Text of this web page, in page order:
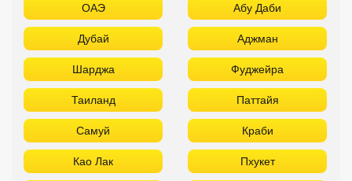
ОАЭ Абу Даби
Дубай Аджман
Шарджа Фуджейра
Таиланд Паттайя
Самуй Краби
Као Лак Пхукет